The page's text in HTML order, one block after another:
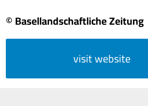
© Basellandschaftliche Zeitung
visit website